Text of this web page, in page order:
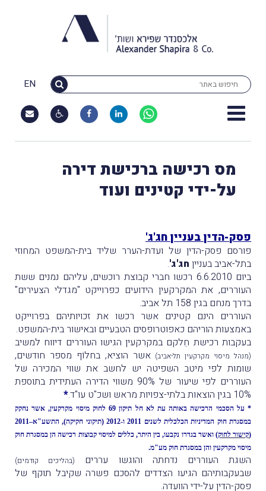
EN
מס רכישה ברכישת דירה
על-ידי קטינים ועוד
פסק-הדין בעניין חג'ג'
פורסם פסק-הדין של ועדת-הערר שליד בית-המשפט המחוזי
בתל-אביב בעניין חג'ג'.
ביום 6.6.2010 רכשו חברי קבוצת רוכשים, עליהם נמנים ששת
העוררים, את המקרקעין הידועים כפרוייקט "מגדלי הצעירים"
בדרך מנחם בגין 158 תל אביב.
העוררים הינם קטינים אשר רכשו את זכויותיהם בפרוייקט
באמצעות הוריהם כאפוטרופסים הטבעיים ובאישור בית-המשפט.
בעקבות רכישת חֵלקם במקרקעין הגישו העוררים דיווח למשיב
(מנהל מיסוי מקרקעין תל-אביב) אשר הוציא, בחלוֹף מספר חודשים,
שומות לפי מיטב השפיטה יש לחשב את שווי המכירה של
העוררים לפי שיעור של 90% משווי הדירה העתידית בתוספת
10% בגין הוצאות בלתי-צפויות מראש ושכ"ט עו"ד.
*
* על הסכמי הרכישה באותה עת לא חל תיקון 69 לחוק מיסוי מקרקעין, אשר נחקק
במסגרת חוק המדיניות הכלכלית לשנים 2011 ו-2012 (תיקוני חקיקה), התשע"א–2011
(קישור לחוק) ואשר בגדרו נקבעו, בין היתר, כללים למיסוי קבוצות רכישה הן במסגרת חוק
מיסוי מקרקעין והן במסגרת חוק מע"מ.
השגת העוררים נדחתה והוגשו עררים (בהליכים קודמים)
שבעקבותיהם הגיעו הצדדים להסכם פשרה שקיבל תוקף של
פסק-הדין על-ידי הוועדה.